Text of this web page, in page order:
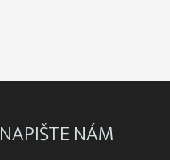
NAPIŠTE NÁM